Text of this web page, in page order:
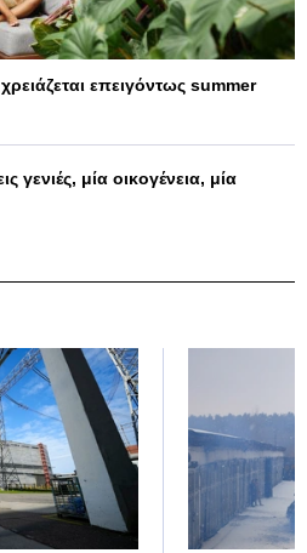
επειγόντως summer
μία οικογένεια, μία